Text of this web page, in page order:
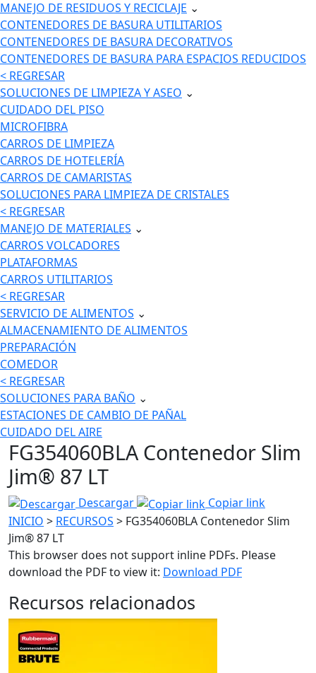
MANEJO DE RESIDUOS Y RECICLAJE ⌄
CONTENEDORES DE BASURA UTILITARIOS
CONTENEDORES DE BASURA DECORATIVOS
CONTENEDORES DE BASURA PARA ESPACIOS REDUCIDOS
< REGRESAR
SOLUCIONES DE LIMPIEZA Y ASEO ⌄
CUIDADO DEL PISO
MICROFIBRA
CARROS DE LIMPIEZA
CARROS DE HOTELERÍA
CARROS DE CAMARISTAS
SOLUCIONES PARA LIMPIEZA DE CRISTALES
< REGRESAR
MANEJO DE MATERIALES ⌄
CARROS VOLCADORES
PLATAFORMAS
CARROS UTILITARIOS
< REGRESAR
SERVICIO DE ALIMENTOS ⌄
ALMACENAMIENTO DE ALIMENTOS
PREPARACIÓN
COMEDOR
< REGRESAR
SOLUCIONES PARA BAÑO ⌄
ESTACIONES DE CAMBIO DE PAÑAL
CUIDADO DEL AIRE
FG354060BLA Contenedor Slim
Jim® 87 LT
Descargar
Copiar link
INICIO > RECURSOS > FG354060BLA Contenedor Slim
Jim® 87 LT
This browser does not support inline PDFs. Please
download the PDF to view it: Download PDF
Recursos relacionados